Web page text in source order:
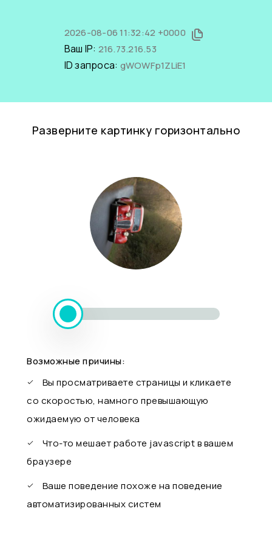
2026-08-06 11:32:42 +0000
Ваш IP: 216.73.216.53
ID запроса: gWOWFp1ZLiE1
Разверните картинку горизонтально
Возможные причины:
Вы просматриваете страницы и кликаете
со скоростью, намного превышающую
ожидаемую от человека
Что-то мешает работе javascript в вашем
браузере
Ваше поведение похоже на поведение
автоматизированных систем